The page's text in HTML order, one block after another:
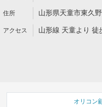
山形県天童市東久
山形線 天童より 徒
オリコン